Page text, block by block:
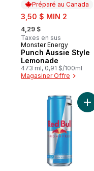
Préparé au Canada
sale:
3,50 $ MIN 2
, formerly:
4,29 $
Taxes en sus
Préparé au Canada
Monster Energy
Punch Aussie Style
Lemonade
473 ml, 0,91 $/100ml
Magasiner Offre